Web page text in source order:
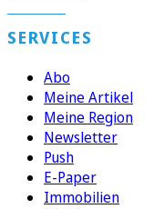
SERVICES
Abo
Meine Artikel
Meine Region
Newsletter
Push
E-Paper
Immobilien